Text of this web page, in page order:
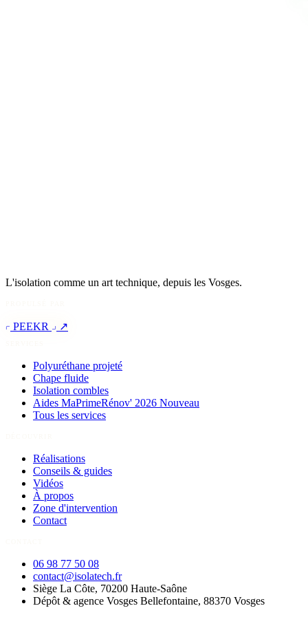
L'isolation comme un art technique, depuis les Vosges.
PEEKR ↗
Polyuréthane projeté
Chape fluide
Isolation combles
Aides MaPrimeRénov' 2026 Nouveau
Tous les services
Réalisations
Conseils & guides
Vidéos
À propos
Zone d'intervention
Contact
06 98 77 50 08
contact@isolatech.fr
Siège La Côte, 70200 Haute-Saône
Dépôt & agence Vosges Bellefontaine, 88370 Vosges